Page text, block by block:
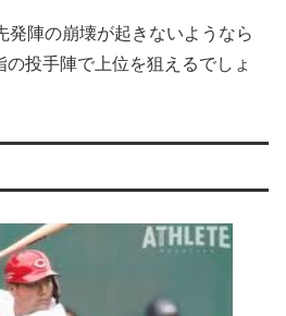
発陣の崩壊が起きないようなら
投手陣で上位を狙えるでしょ